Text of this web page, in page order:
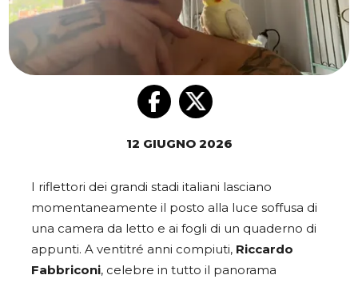
12 GIUGNO 2026
I riflettori dei grandi stadi italiani lasciano
momentaneamente il posto alla luce soffusa di
una camera da letto e ai fogli di un quaderno di
appunti. A ventitré anni compiuti, Riccardo
Fabbriconi, celebre in tutto il panorama